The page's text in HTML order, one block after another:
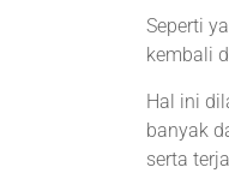
Seperti
kembali
Hal ini
banyak
serta